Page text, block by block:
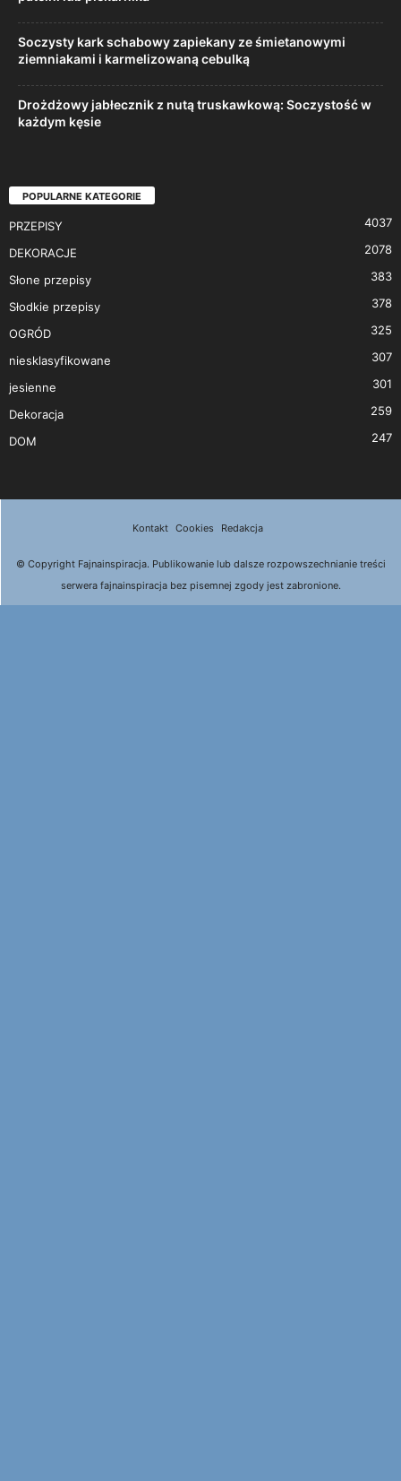
Soczysty kark schabowy zapiekany ze śmietanowymi
ziemniakami i karmelizowaną cebulką
Drożdżowy jabłecznik z nutą truskawkową: Soczystość w
każdym kęsie
POPULARNE KATEGORIE
PRZEPISY 4037
DEKORACJE 2078
Słone przepisy 383
Słodkie przepisy 378
OGRÓD 325
niesklasyfikowane 307
jesienne 301
Dekoracja 259
DOM 247
Kontakt Cookies Redakcja
© Copyright Fajnainspiracja. Publikowanie lub dalsze rozpowszechnianie treści
serwera fajnainspiracja bez pisemnej zgody jest zabronione.